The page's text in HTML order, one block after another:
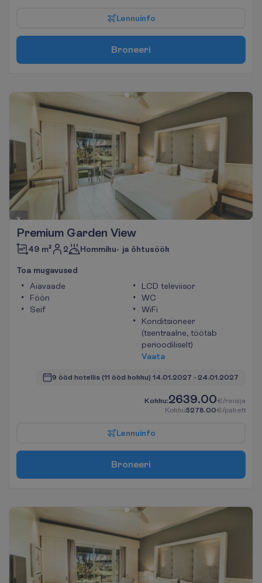
Lennuinfo
Broneeri
Premium Garden View
49 m² 2 Hommiku- ja õhtusöök
Toa mugavused
Aiavaade
Föön
Seif
LCD televiisor
WC
WiFi
Konditsioneer
(tsentraalne, töötab
perioodiliselt)
Vaata
9 ööd hotellis (11 ööd kokku) 14.01.2027 - 24.01.2027
Kokku:2639.00€/reisija
Kokku5278.00€/pakett
Lennuinfo
Broneeri